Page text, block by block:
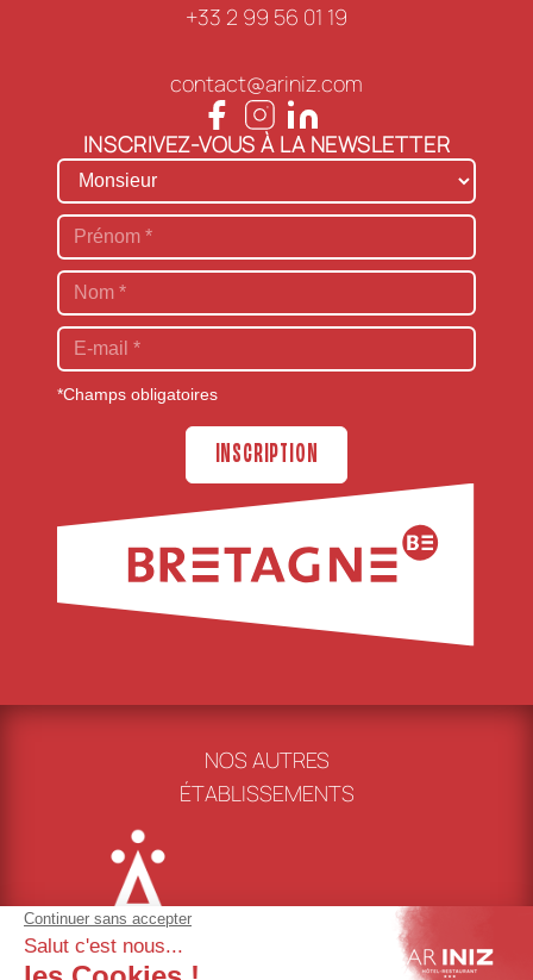
+33 2 99 56 01 19
contact@ariniz.com
INSCRIVEZ-VOUS À LA NEWSLETTER
*Champs obligatoires
INSCRIPTION
NOS AUTRES
ÉTABLISSEMENTS